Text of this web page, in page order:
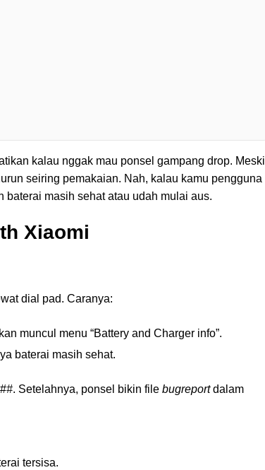
kalau nggak mau ponsel gampang drop. Meski
seiring pemakaian. Nah, kalau kamu pengguna
baterai masih sehat atau udah mulai aus.
Xiaomi
dial pad. Caranya:
muncul menu “Battery and Charger info”.
baterai masih sehat.
#. Setelahnya, ponsel bikin file bugreportdalam
tersisa.